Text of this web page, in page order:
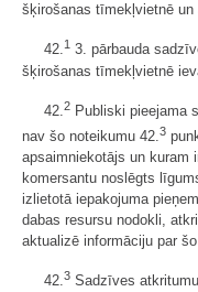
šķirošanas tīmekļvietnē un
42.1 3. pārbauda
šķirošanas tīmekļvietnē
42. 2 Publiski pieejama
nav šo noteikumu 42.3
apsaimniekotājs un kuram
komersantu noslēgts
izlietotā iepakojuma
dabas resursu nodokli,
aktualizē informāciju par
42.3 Sadzīves